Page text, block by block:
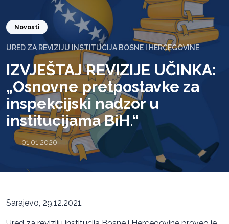
Novosti
URED ZA REVIZIJU INSTITUCIJA BOSNE I HERCEGOVINE
IZVJEŠTAJ REVIZIJE UČINKA:
„Osnovne pretpostavke za
inspekcijski nadzor u
institucijama BiH.“
01.01.2020.
Sarajevo, 29.12.2021.